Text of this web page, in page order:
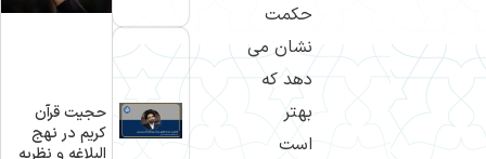
حکمت
نشان می
دهد که
بهتر
است
حجیت قرآن
کریم در نهج
البلاغه و نظریه